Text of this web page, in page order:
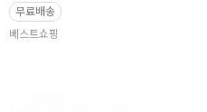
무료배송
베스트쇼핑